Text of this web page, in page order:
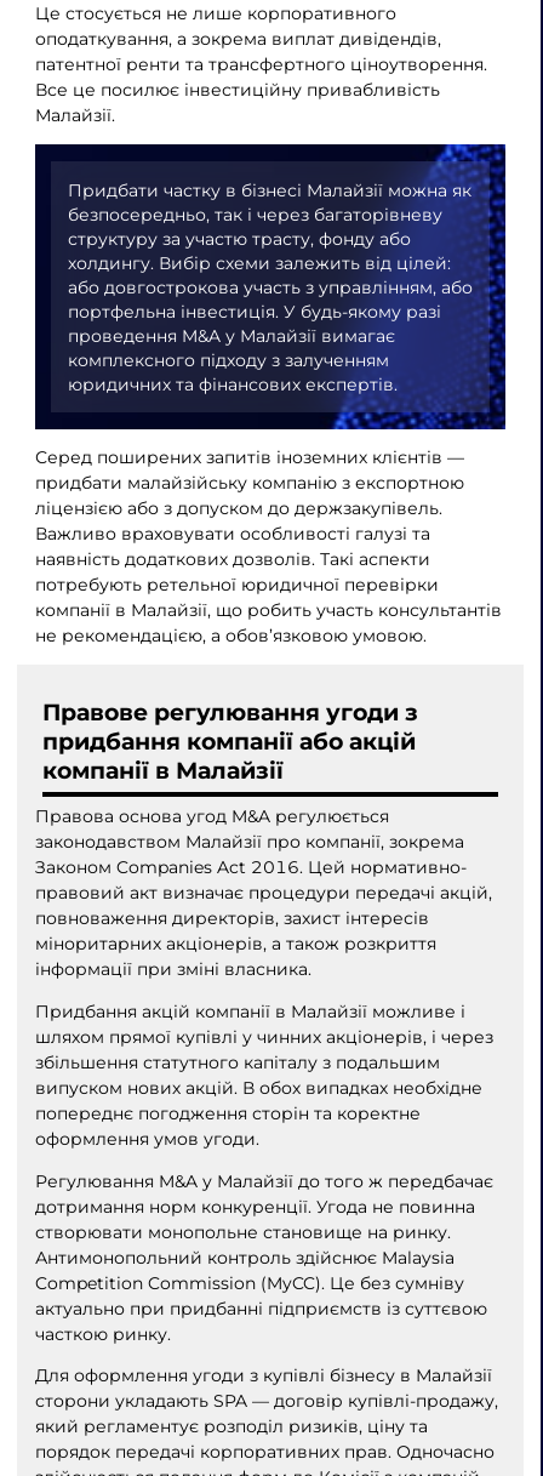
Це стосується не лише корпоративного
оподаткування, а зокрема виплат дивідендів,
патентної ренти та трансфертного ціноутворення.
Все це посилює інвестиційну привабливість
Малайзії.
Придбати частку в бізнесі Малайзії можна як
безпосередньо, так і через багаторівневу
структуру за участю трасту, фонду або
холдингу. Вибір схеми залежить від цілей:
або довгострокова участь з управлінням, або
портфельна інвестиція. У будь-якому разі
проведення M&A у Малайзії вимагає
комплексного підходу з залученням
юридичних та фінансових експертів.
Серед поширених запитів іноземних клієнтів —
придбати малайзійську компанію з експортною
ліцензією або з допуском до держзакупівель.
Важливо враховувати особливості галузі та
наявність додаткових дозволів. Такі аспекти
потребують ретельної юридичної перевірки
компанії в Малайзії, що робить участь консультантів
не рекомендацією, а обов’язковою умовою.
Правове регулювання угоди з
придбання компанії або акцій
компанії в Малайзії
Правова основа угод M&A регулюється
законодавством Малайзії про компанії, зокрема
Законом Companies Act 2016. Цей нормативно-
правовий акт визначає процедури передачі акцій,
повноваження директорів, захист інтересів
міноритарних акціонерів, а також розкриття
інформації при зміні власника.
Придбання акцій компанії в Малайзії можливе і
шляхом прямої купівлі у чинних акціонерів, і через
збільшення статутного капіталу з подальшим
випуском нових акцій. В обох випадках необхідне
попереднє погодження сторін та коректне
оформлення умов угоди.
Регулювання M&A у Малайзії до того ж передбачає
дотримання норм конкуренції. Угода не повинна
створювати монопольне становище на ринку.
Антимонопольний контроль здійснює Malaysia
Competition Commission (MyCC). Це без сумніву
актуально при придбанні підприємств із суттєвою
часткою ринку.
Для оформлення угоди з купівлі бізнесу в Малайзії
сторони укладають SPA — договір купівлі-продажу,
який регламентує розподіл ризиків, ціну та
порядок передачі корпоративних прав. Одночасно